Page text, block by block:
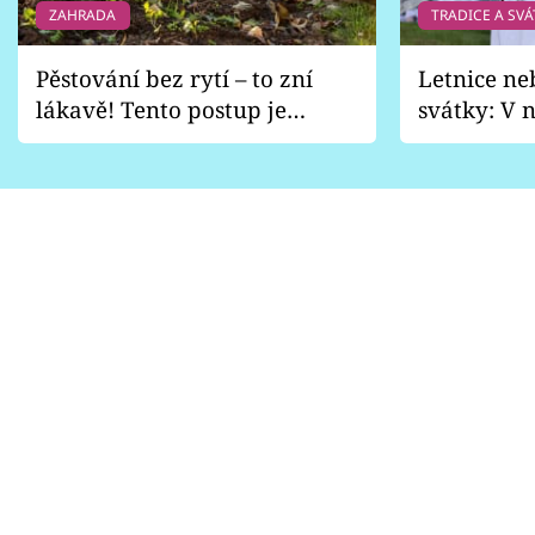
ZAHRADA
Pěstování bez rytí – to zní
lákavě! Tento postup je
vhodný jen pro některé
TRADICE A
Letnice
svátky: V
pondělí